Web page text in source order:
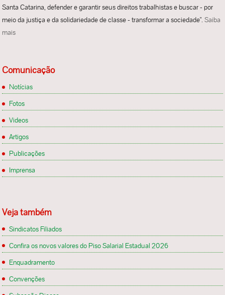
Santa Catarina, defender e garantir seus direitos trabalhistas e buscar - por
meio da justiça e da solidariedade de classe - transformar a sociedade".Saiba
mais
Comunicação
Notícias
Fotos
Videos
Artigos
Publicações
Imprensa
Veja também
Sindicatos Filiados
Confira os novos valores do Piso Salarial Estadual 2026
Enquadramento
Convenções